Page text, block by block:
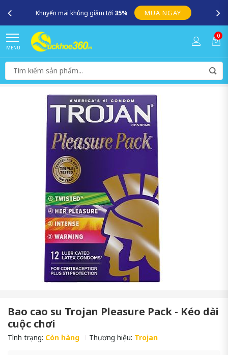
Khuyến mãi khủng giảm tới 35% MUA NGAY
MENU
0
Bao cao su Trojan Pleasure Pack - Kéo dài
cuộc chơi
Tình trạng: Còn hàng Thương hiệu: Trojan